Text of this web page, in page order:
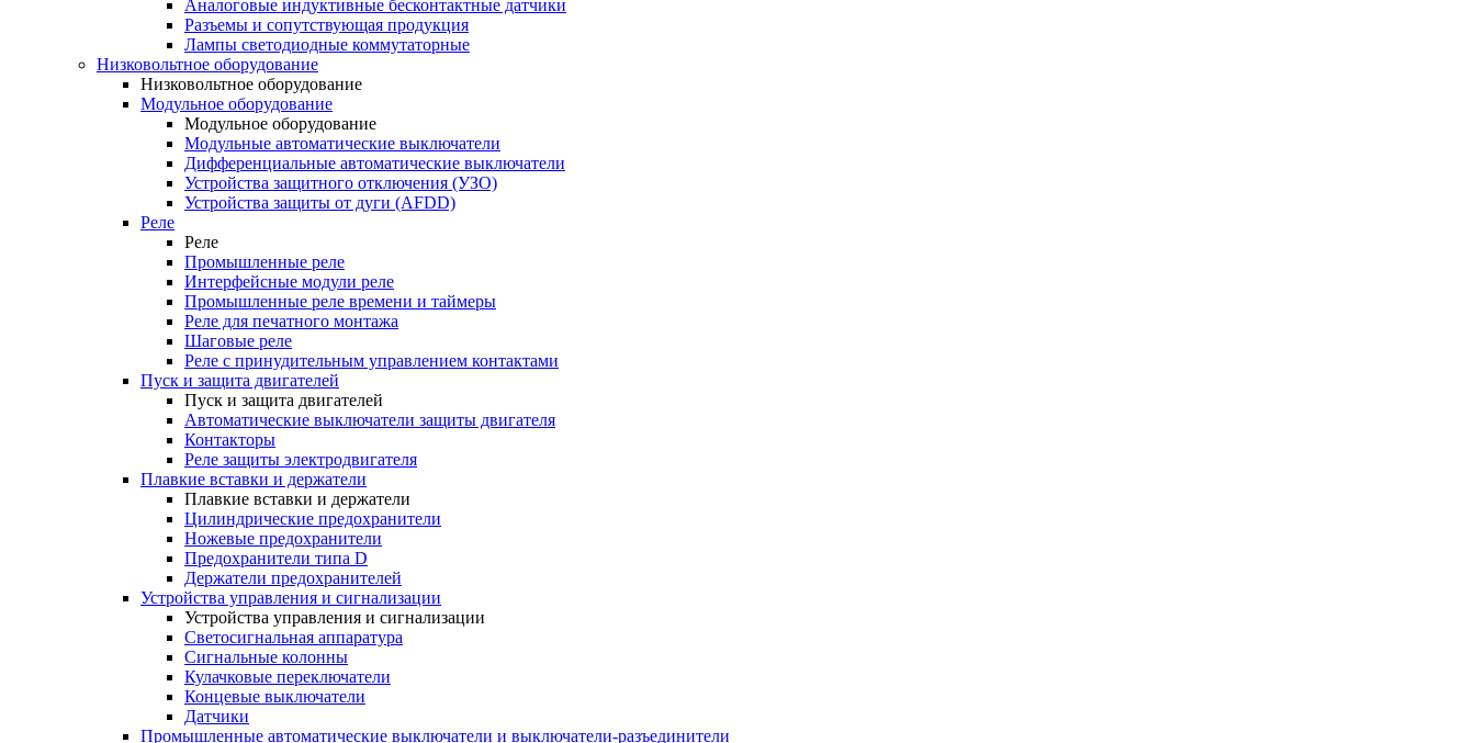
Аналоговые индуктивные бесконтактные датчики
Разъемы и сопутствующая продукция
Лампы светодиодные коммутаторные
Низковольтное оборудование
Низковольтное оборудование
Модульное оборудование
Модульное оборудование
Модульные автоматические выключатели
Дифференциальные автоматические выключатели
Устройства защитного отключения (УЗО)
Устройства защиты от дуги (AFDD)
Реле
Реле
Промышленные реле
Интерфейсные модули реле
Промышленные реле времени и таймеры
Реле для печатного монтажа
Шаговые реле
Реле с принудительным управлением контактами
Пуск и защита двигателей
Пуск и защита двигателей
Автоматические выключатели защиты двигателя
Контакторы
Реле защиты электродвигателя
Плавкие вставки и держатели
Плавкие вставки и держатели
Цилиндрические предохранители
Ножевые предохранители
Предохранители типа D
Держатели предохранителей
Устройства управления и сигнализации
Устройства управления и сигнализации
Светосигнальная аппаратура
Сигнальные колонны
Кулачковые переключатели
Концевые выключатели
Датчики
Промышленные автоматические выключатели и выключатели-разъединители